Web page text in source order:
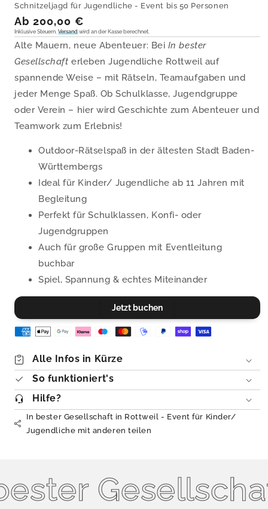
Schnitzeljagd für Jugendliche - Event bis 50 Personen
Normaler
Preis
Ab 200,00 €
Inklusive Steuern. Versandwird an der Kasse berechnet.
Alte Mauern, neue Abenteuer: Bei In bester
Gesellschafterleben Jugendliche Rottweil auf
spannende Weise – mit Rätseln, Teamaufgaben und
jeder Menge Spaß. Ob Schulklasse, Jugendgruppe
oder Verein – hier wird Geschichte zum Abenteuer und
Teamwork zum Erlebnis!
Outdoor-Rätselspaß in der ältesten Stadt Baden-
Württembergs
Ideal für Kinder/ Jugendliche ab 11 Jahren mit
Begleitung
Perfekt für Schulklassen, Konfi- oder
Jugendgruppen
Auch für große Gruppen mit Eventleitung
buchbar
Spiel, Spannung & echtes Miteinander
Jetzt buchen
Alle Infos in Kürze
So funktioniert's
Hilfe?
In bester Gesellschaft in Rottweil - Event für Kinder/
Jugendliche mit anderen teilen